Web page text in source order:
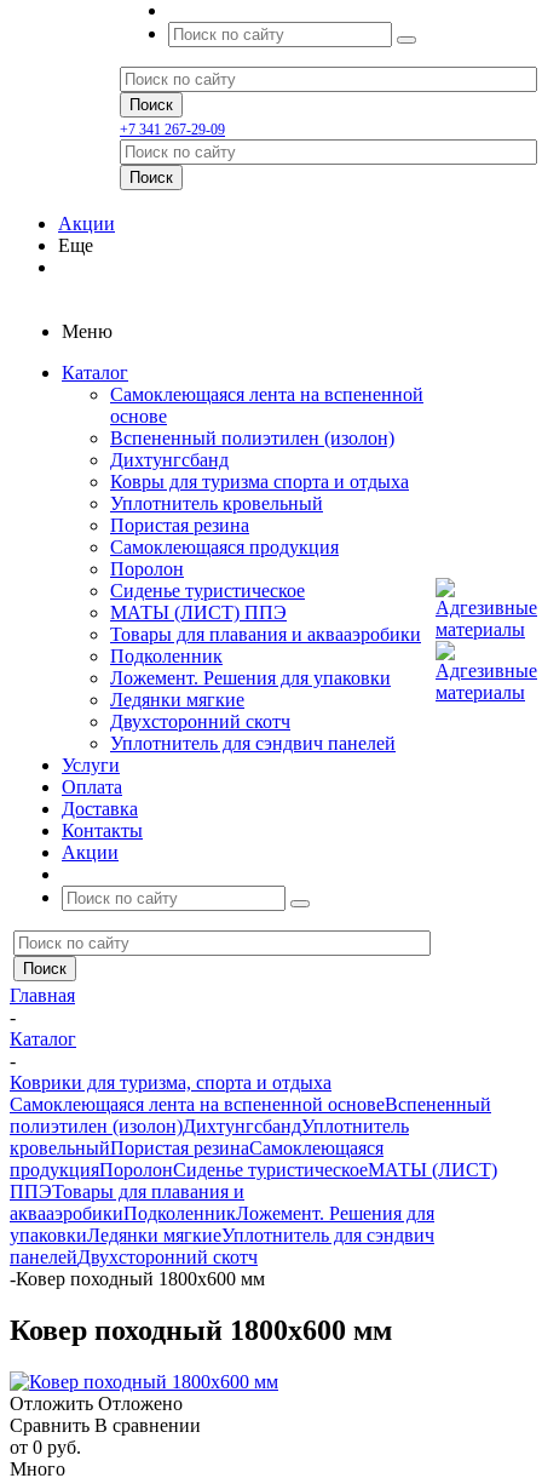
+7 341 267-29-09
Акции
Еще
Меню
Каталог
Самоклеющаяся лента на вспененной
основе
Вспененный полиэтилен (изолон)
Дихтунгсбанд
Ковры для туризма спорта и отдыха
Уплотнитель кровельный
Пористая резина
Самоклеющаяся продукция
Поролон
Сиденье туристическое
МАТЫ (ЛИСТ) ППЭ
Товары для плавания и аквааэробики
Подколенник
Ложемент. Решения для упаковки
Ледянки мягкие
Двухсторонний скотч
Уплотнитель для сэндвич панелей
Услуги
Оплата
Доставка
Контакты
Акции
Главная
-
Каталог
-
Коврики для туризма, спорта и отдыха
Самоклеющаяся лента на вспененной основеВспененный
полиэтилен (изолон)ДихтунгсбандУплотнитель
кровельныйПористая резинаСамоклеющаяся
продукцияПоролонСиденье туристическоеМАТЫ (ЛИСТ)
ППЭТовары для плавания и
аквааэробикиПодколенникЛожемент. Решения для
упаковкиЛедянки мягкиеУплотнитель для сэндвич
панелейДвухсторонний скотч
-Ковер походный 1800х600 мм
Ковер походный 1800х600 мм
Отложить Отложено
Сравнить В сравнении
от 0 руб.
Много